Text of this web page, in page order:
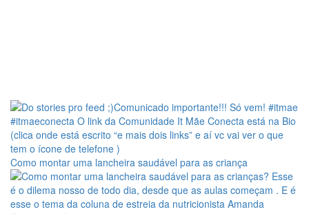
Como montar uma lancheira saudável para as criança